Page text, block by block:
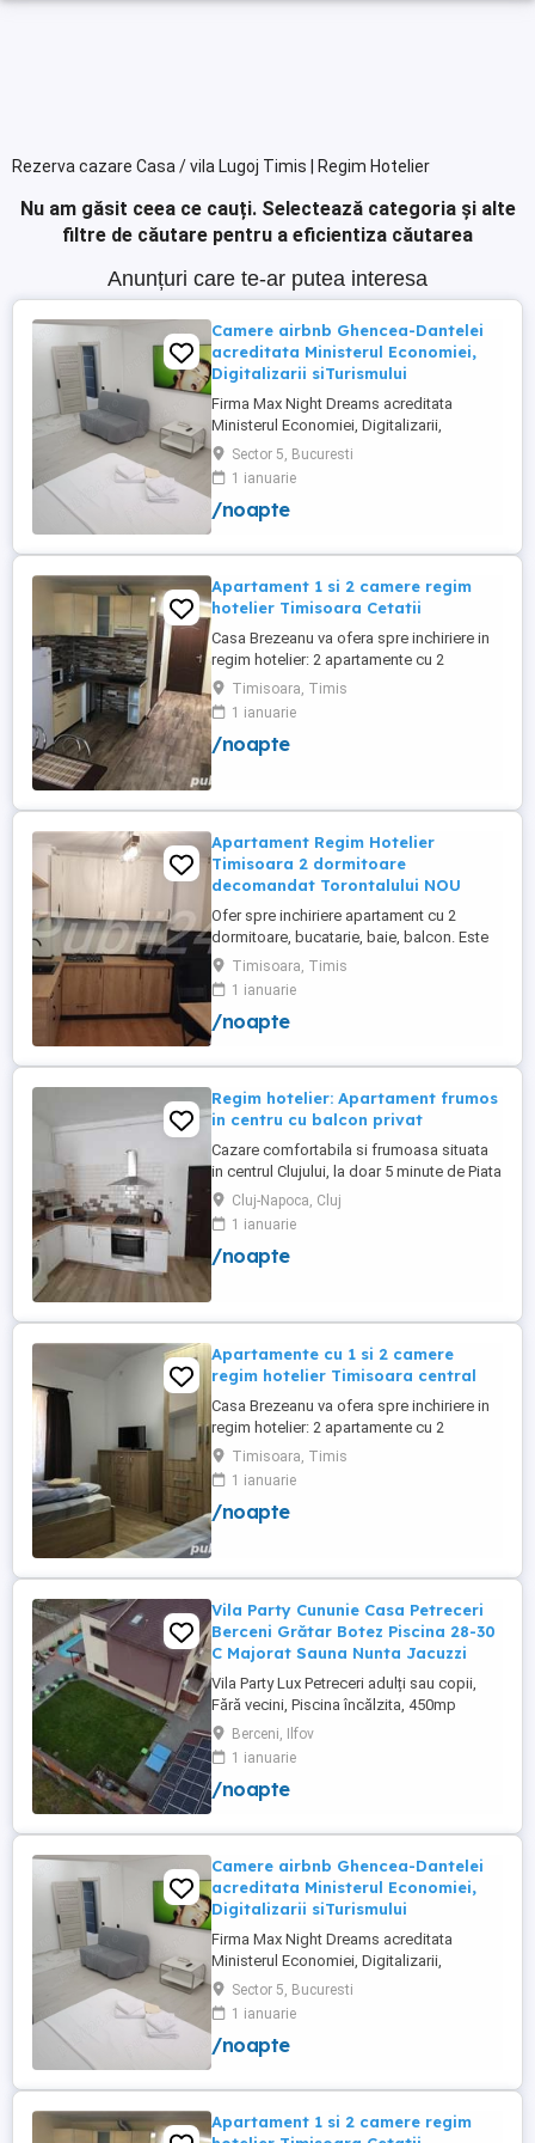
Rezerva cazare Casa / vila Lugoj Timis | Regim Hotelier
Nu am găsit ceea ce cauți. Selectează categoria și alte
filtre de căutare pentru a eficientiza căutarea
Anunțuri care te-ar putea interesa
Camere airbnb Ghencea-Dantelei
acreditata Ministerul Economiei,
Digitalizarii siTurismului
Firma Max Night Dreams acreditata
Ministerul Economiei, Digitalizarii,
Antreprenoriatului si Turismului închiriază
in regim hotelier in zona Drumul Taberei -
Ghencea diferite tipuri de camere Camera
single cu o suprafață totală de 16mp
cu o suprafață totală de ...
Sector 5, Bucuresti
1 ianuarie
/noapte
Apartament 1 si 2 camere regim
hotelier Timisoara Cetatii
Casa Brezeanu va ofera spre inchiriere in
regim hotelier: 2 apartamente cu 2
dormitoare, baie si bucatarie proprie. (4
locuri cazare in fiecare apartament) 1
apartament cu 1 dormitor, baie si
bucatarie proprie. (3 locuri cazare) Fiecare
Timisoara, Timis
1 ianuarie
/noapte
Apartament Regim Hotelier
Timisoara 2 dormitoare
decomandat Torontalului NOU
Ofer spre inchiriere apartament cu 2
dormitoare, bucatarie, baie, balcon. Este
complet utilat si mobilat nou, clima,
internet, tv, video interfon masina de
spalat haine, lenjerii, prosoape,
consumabile. In incinta complexului de
de joaca pentru copii. Apartamentul ...
Timisoara, Timis
1 ianuarie
/noapte
Regim hotelier: Apartament frumos
in centru cu balcon privat
Cazare comfortabila si frumoasa situata
in centrul Clujului, la doar 5 minute de Piata
Mihai Viteazu, intr-un bloc nou.
Apartamentul este mobilat si utilat
complet, avand aragaz, hota, cuptor de
microunde, fierbator de apa, masina de
Cluj-Napoca, Cluj
1 ianuarie
/noapte
Apartamente cu 1 si 2 camere
regim hotelier Timisoara central
Casa Brezeanu va ofera spre inchiriere in
regim hotelier: 2 apartamente cu 2
dormitoare, baie si bucatarie proprie. (4
locuri cazare in fiecare apartament) 1
apartament cu 1 dormitor, baie si
bucatarie proprie. (3 locuri cazare) Fiecare
Timisoara, Timis
1 ianuarie
/noapte
Vila Party Cununie Casa Petreceri
Berceni Grătar Botez Piscina 28-30
C Majorat Sauna Nunta Jacuzzi
Vila Party Lux Petreceri adulți sau copii,
Fără vecini, Piscina încălzita, 450mp
S+P+2E lângă București ( Berceni- Ilfov) ,
asfalt, Uber Bolt ,pentru cazare regim
hotelier, petreceri copii, pool party 30 ,
onomastici , nunti , botezuri, team building
party, ...
Berceni, Ilfov
1 ianuarie
/noapte
Camere airbnb Ghencea-Dantelei
acreditata Ministerul Economiei,
Digitalizarii siTurismului
Firma Max Night Dreams acreditata
Ministerul Economiei, Digitalizarii,
Antreprenoriatului si Turismului închiriază
in regim hotelier in zona Drumul Taberei -
Ghencea diferite tipuri de camere Camera
single cu o suprafață totală de 16mp
cu o suprafață totală de ...
Sector 5, Bucuresti
1 ianuarie
/noapte
Apartament 1 si 2 camere regim